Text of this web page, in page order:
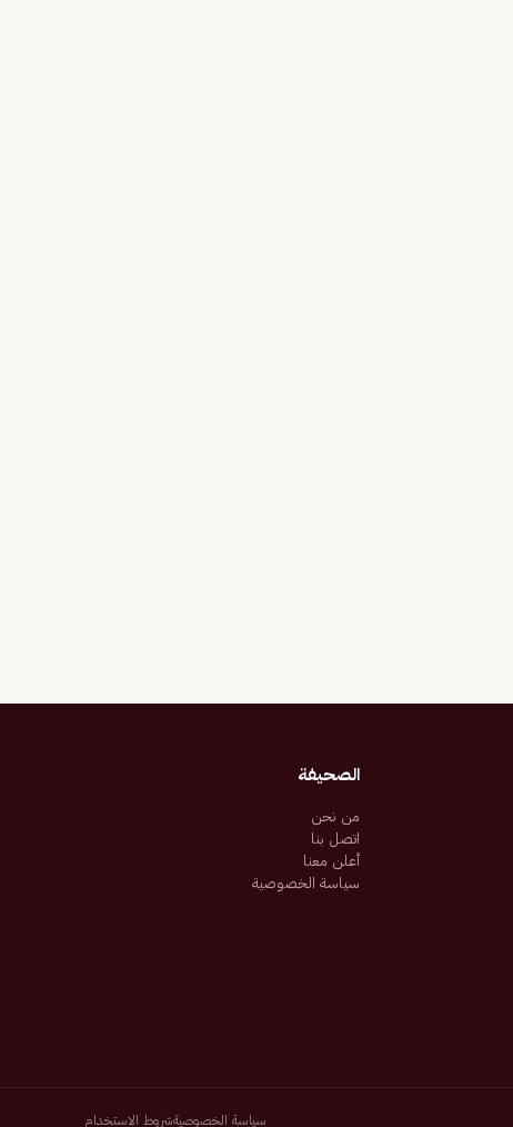
الصحيفة
من نحن
اتصل بنا
أعلن معنا
سياسة الخصوصية
سياسة الخصوصيةشروط الاستخدام